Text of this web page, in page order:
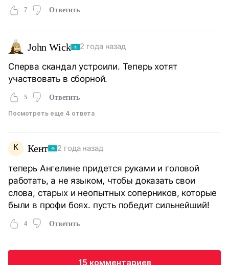
7 Ответить
John Wick 2 года назад
Сперва скандал устроили. Теперь хотят
участвовать в сборной.
5 Ответить
Посмотреть еще 4 ответа
К Кент 2 года назад
теперь Ангелине придется руками и головой
работать, а не языком, чтобы доказать свои
слова, старых и неопытных соперников, которые
были в профи боях. пусть победит сильнейший!
4 Ответить
15 комментариев